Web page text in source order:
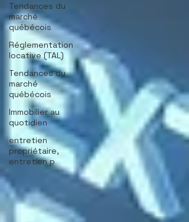
Tendances du
marché
québécois
Réglementation
locative (TAL)
Tendances du
marché
québécois
Immobilier au
quotidien
entretien
propriétaire,
entretien p